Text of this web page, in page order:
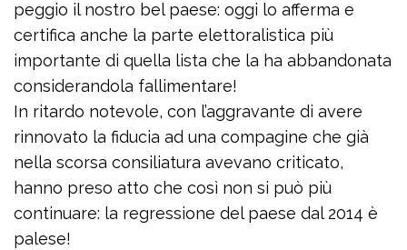
peggio il nostro bel paese: oggi lo afferma e
certifica anche la parte elettoralistica più
importante di quella lista che la ha abbandonata
considerandola fallimentare!
In ritardo notevole, con l’aggravante di avere
rinnovato la fiducia ad una compagine che già
nella scorsa consiliatura avevano criticato,
hanno preso atto che così non si può più
continuare: la regressione del paese dal 2014 è
palese!